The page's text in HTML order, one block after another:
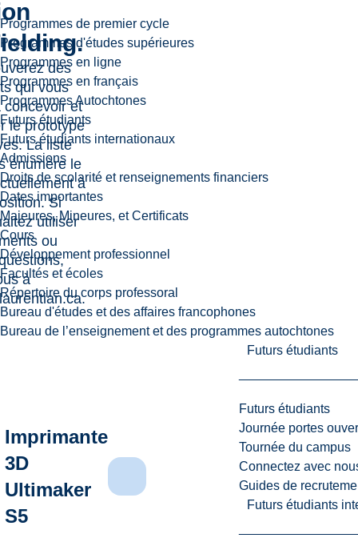
Programmes de premier cycle
Programmes d'études supérieures
Programmes en ligne
Programmes en français
Programmes Autochtones
Futurs étudiants
Futurs étudiants internationaux
Admissions
Droits de scolarité et renseignements financiers
Dates importantes
Majeures, Mineures, et Certificats
Cours
Développement professionnel
Facultés et écoles
Répertoire du corps professoral
Bureau d'études et des affaires francophones
Bureau de l’enseignement et des programmes autochtones
Futurs étudiants
Futurs étudiants
Journée portes
Tournée du campus
Connectez avec
Guides de
Futurs étudiants
des
qui vous
concevoir et
le prototype
La liste
énumère le
à
Si
utiliser
ou
à
.
Imprimante
3D
Ultimaker
S5